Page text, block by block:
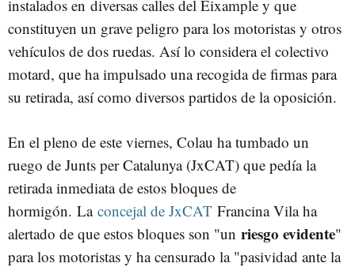
instalados en diversas calles del Eixample y que
constituyen un grave peligro para los motoristas y otros
vehículos de dos ruedas. Así lo considera el colectivo
motard, que ha impulsado una recogida de firmas para
su retirada, así como diversos partidos de la oposición.
En el pleno de este viernes, Colau ha tumbado un
ruego de Junts per Catalunya (JxCAT) que pedía la
retirada inmediata de estos bloques de
hormigón. La concejal de JxCAT Francina Vila ha
alertado de que estos bloques son "un riesgo evidente"
para los motoristas y ha censurado la "pasividad ante la